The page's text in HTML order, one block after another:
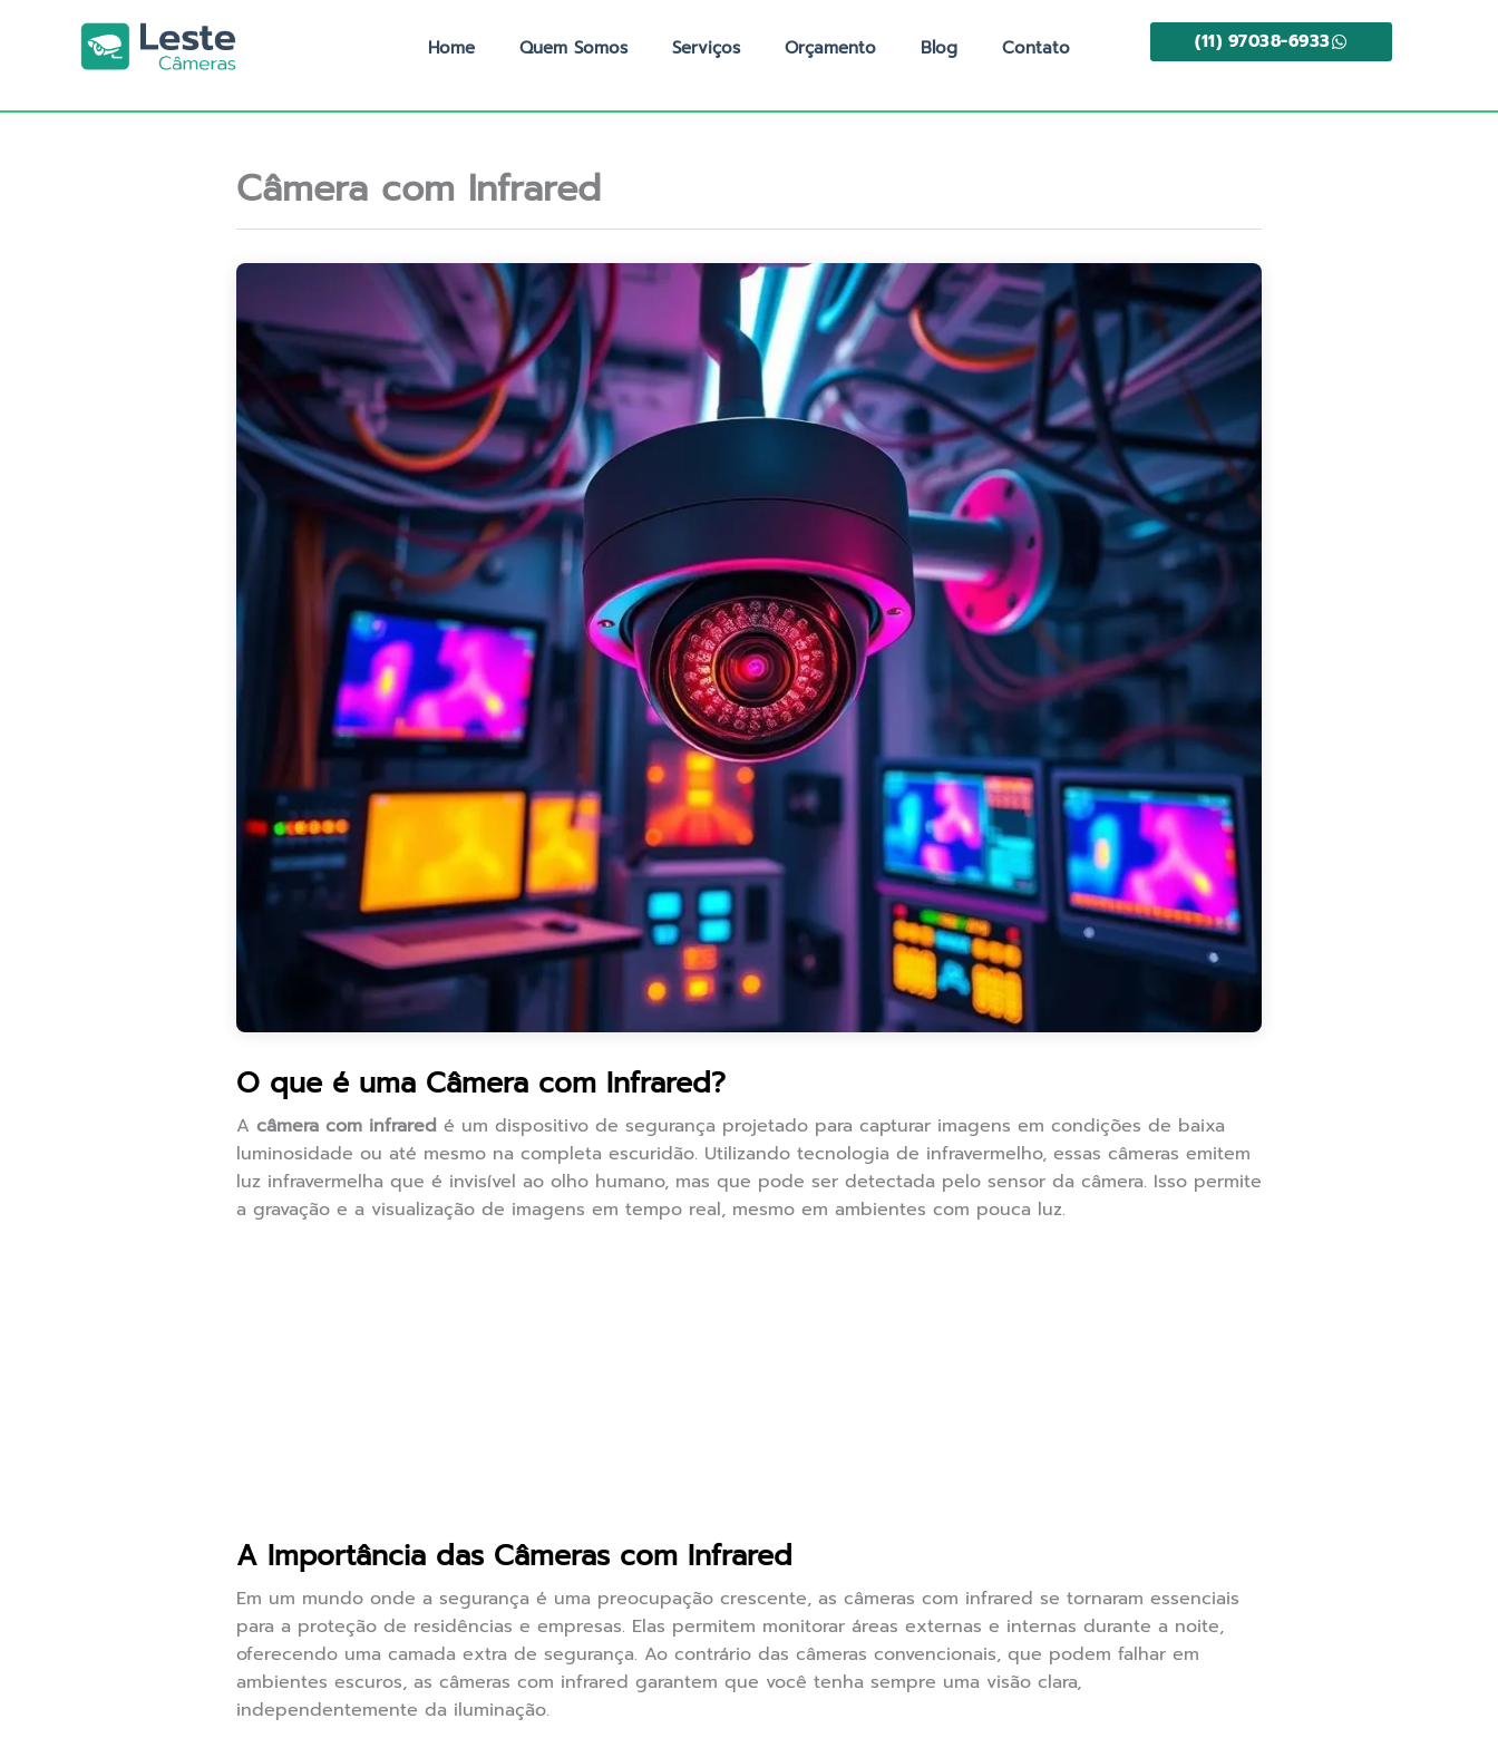
Home Quem Somos Serviços Orçamento Blog Contato (11) 97038-6933
Câmera com Infrared
O que é uma Câmera com Infrared?
A câmera com infrared é um dispositivo de segurança projetado para capturar imagens em condições de baixa
luminosidade ou até mesmo na completa escuridão. Utilizando tecnologia de infravermelho, essas câmeras emitem
luz infravermelha que é invisível ao olho humano, mas que pode ser detectada pelo sensor da câmera. Isso permite
a gravação e a visualização de imagens em tempo real, mesmo em ambientes com pouca luz.
A Importância das Câmeras com Infrared
Em um mundo onde a segurança é uma preocupação crescente, as câmeras com infrared se tornaram essenciais
para a proteção de residências e empresas. Elas permitem monitorar áreas externas e internas durante a noite,
oferecendo uma camada extra de segurança. Ao contrário das câmeras convencionais, que podem falhar em
ambientes escuros, as câmeras com infrared garantem que você tenha sempre uma visão clara,
independentemente da iluminação.